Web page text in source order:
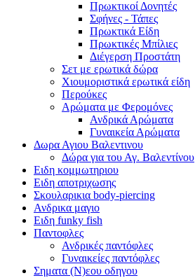
Πρωκτικοί Δονητές
Σφήνες - Τάπες
Πρωκτικά Είδη
Πρωκτικές Μπίλιες
Διέγερση Προστάτη
Σετ με ερωτικά δώρα
Χιουμοριστικά ερωτικά είδη
Περούκες
Αρώματα με Φερομόνες
Ανδρικά Αρώματα
Γυναικεία Αρώματα
Δωρα Αγιου Βαλεντινου
Δώρα για του Αγ. Βαλεντίνου
Ειδη κομμωτηριου
Ειδη αποτριχωσης
Σκουλαρικια body-piercing
Ανδρικα μαγιο
Ειδη funky fish
Παντοφλες
Ανδρικές παντόφλες
Γυναικείες παντόφλες
Σηματα (Ν)εου οδηγου